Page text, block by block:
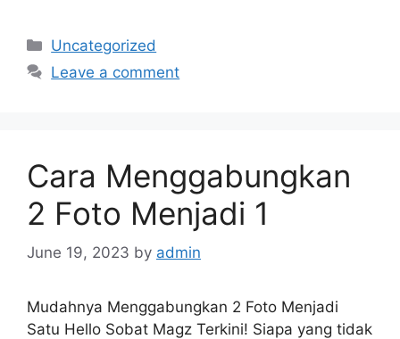
Categories
Uncategorized
Leave a comment
Cara Menggabungkan
2 Foto Menjadi 1
June 19, 2023 by admin
Mudahnya Menggabungkan 2 Foto Menjadi
Satu Hello Sobat Magz Terkini! Siapa yang tidak